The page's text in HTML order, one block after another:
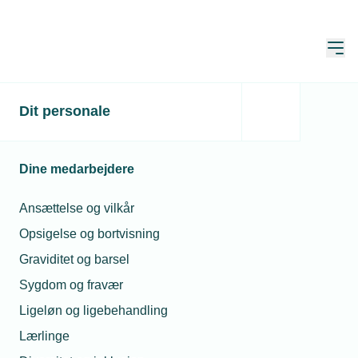
Dit personale
Dine medarbejdere
Ansættelse og vilkår
Opsigelse og bortvisning
Graviditet og barsel
Sygdom og fravær
Ligeløn og ligebehandling
Lærlinge
Nyt hjælperedskab til